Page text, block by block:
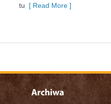
tu [ Read More ]